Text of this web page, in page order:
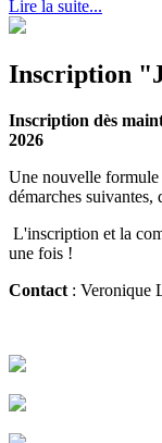
Lire la suite...
Inscription
Inscription dès
2026
Une nouvelle
démarches suivantes,
L'inscription et la
une fois !
Contact : Veronique